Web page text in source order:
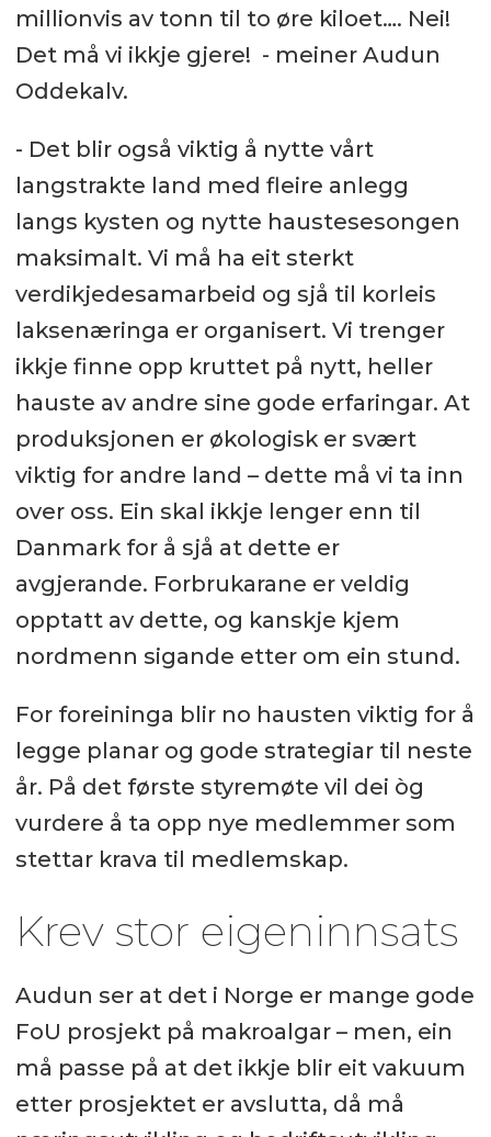
millionvis av tonn til to øre kiloet…. Nei!
Det må vi ikkje gjere! - meiner Audun
Oddekalv.
- Det blir også viktig å nytte vårt
langstrakte land med fleire anlegg
langs kysten og nytte haustesesongen
maksimalt. Vi må ha eit sterkt
verdikjedesamarbeid og sjå til korleis
laksenæringa er organisert. Vi trenger
ikkje finne opp kruttet på nytt, heller
hauste av andre sine gode erfaringar. At
produksjonen er økologisk er svært
viktig for andre land – dette må vi ta inn
over oss. Ein skal ikkje lenger enn til
Danmark for å sjå at dette er
avgjerande. Forbrukarane er veldig
opptatt av dette, og kanskje kjem
nordmenn sigande etter om ein stund.
For foreininga blir no hausten viktig for å
legge planar og gode strategiar til neste
år. På det første styremøte vil dei òg
vurdere å ta opp nye medlemmer som
stettar krava til medlemskap.
Krev stor eigeninnsats
Audun ser at det i Norge er mange gode
FoU prosjekt på makroalgar – men, ein
må passe på at det ikkje blir eit vakuum
etter prosjektet er avslutta, då må